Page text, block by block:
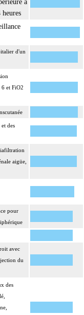
de contigüité.
l'évacuation de collection
et/ou péricardique.
l'évacuation de collection
et/ou péricardique.
la pose d'une dérivation
la radioscopie de longue
pas être facturés avec les
vasculaire
à
d'un
et FiO2
des
aigüe,
pour
avec
du
des